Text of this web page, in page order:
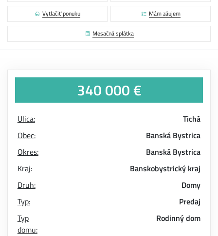
Vytlačiť ponuku Mám záujem
Mesačná splátka
340 000 €
Ulica:
Tichá
Obec:
Banská Bystrica
Okres:
Banská Bystrica
Kraj:
Banskobystrický kraj
Druh:
Domy
Typ:
Predaj
Typ
domu:
Rodinný dom